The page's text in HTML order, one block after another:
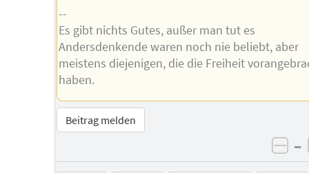
--
Es gibt nichts Gutes, außer man tut es
Andersdenkende waren noch nie beliebt, aber
meistens diejenigen, die die Freiheit
haben.
Beitrag melden
–